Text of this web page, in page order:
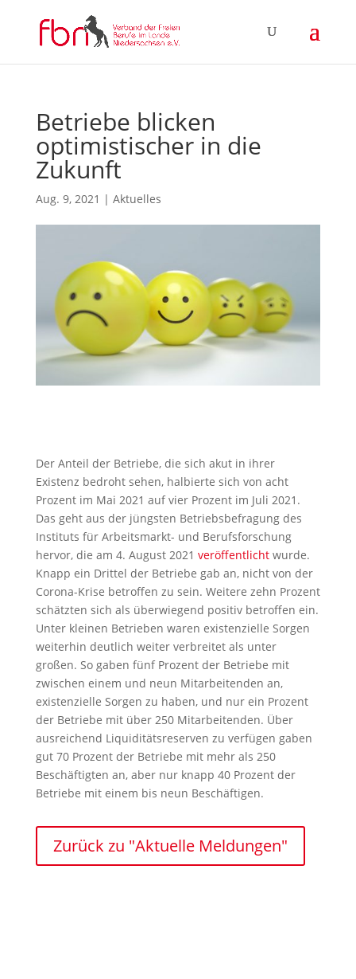
Betriebe blicken
optimistischer in die
Zukunft
Aug. 9, 2021 | Aktuelles
Der Anteil der Betriebe, die sich akut in ihrer
Existenz bedroht sehen, halbierte sich von acht
Prozent im Mai 2021 auf vier Prozent im Juli 2021.
Das geht aus der jüngsten Betriebsbefragung des
Instituts für Arbeitsmarkt- und Berufsforschung
hervor, die am 4. August 2021 veröffentlichtwurde.
Knapp ein Drittel der Betriebe gab an, nicht von der
Corona-Krise betroffen zu sein. Weitere zehn Prozent
schätzten sich als überwiegend positiv betroffen ein.
Unter kleinen Betrieben waren existenzielle Sorgen
weiterhin deutlich weiter verbreitet als unter
großen. So gaben fünf Prozent der Betriebe mit
zwischen einem und neun Mitarbeitenden an,
existenzielle Sorgen zu haben, und nur ein Prozent
der Betriebe mit über 250 Mitarbeitenden. Über
ausreichend Liquiditätsreserven zu verfügen gaben
gut 70 Prozent der Betriebe mit mehr als 250
Beschäftigten an, aber nur knapp 40 Prozent der
Betriebe mit einem bis neun Beschäftigen.
Zurück zu "Aktuelle Meldungen"